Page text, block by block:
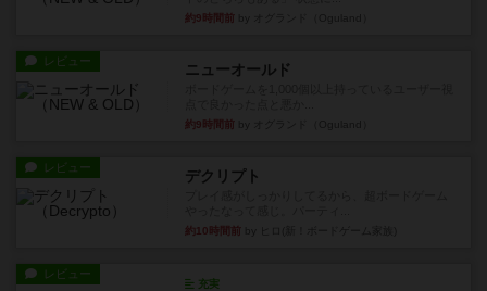
約9時間前
レビュー ニューオールド
約9時間前
レビュー デクリプト
約10時間前
レビュー
充実